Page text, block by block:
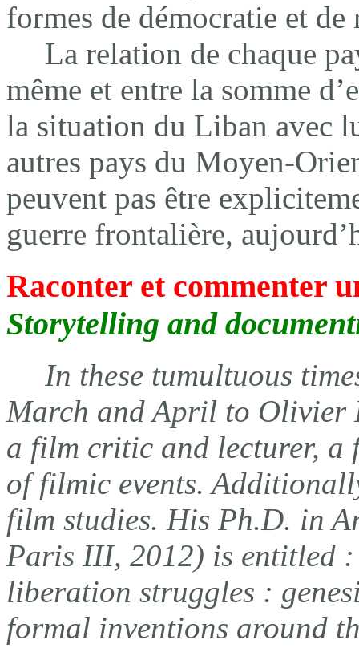
formes de démocratie et
La relation de chaque
même et entre la somme
la situation du Liban avec
autres pays du Moyen-
peuvent pas être
guerre frontalière,
Raconter et commenter
Storytelling and
In these tumultuous
March and April to Olivier
a film critic and lecturer, a
of filmic events.
film studies. His Ph.D. in
Paris III, 2012) is entitled
liberation struggles :
formal inventions around